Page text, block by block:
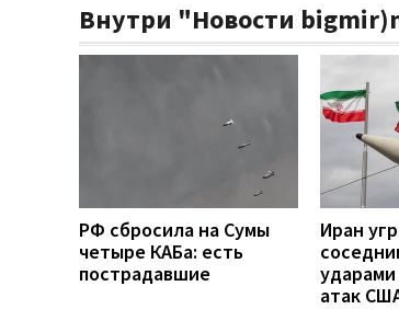
Внутри "Новости
РФ сбросила на Сумы
четыре КАБа: есть
пострадавшие
Иран
атак